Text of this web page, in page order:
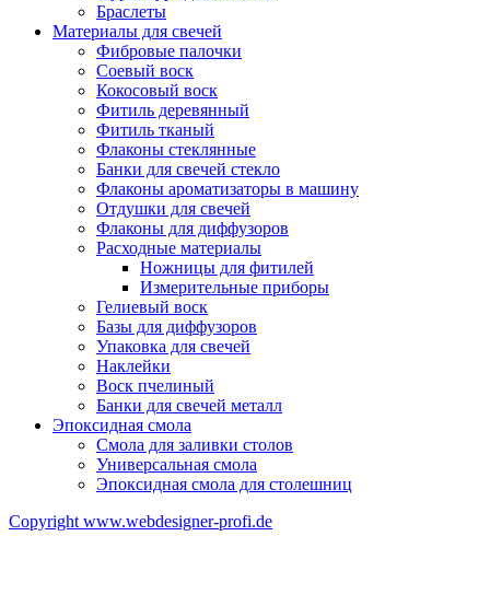
Браслеты
Материалы для свечей
Фибровые палочки
Соевый воск
Кокосовый воск
Фитиль деревянный
Фитиль тканый
Флаконы стеклянные
Банки для свечей стекло
Флаконы ароматизаторы в машину
Отдушки для свечей
Флаконы для диффузоров
Расходные материалы
Ножницы для фитилей
Измерительные приборы
Гелиевый воск
Базы для диффузоров
Упаковка для свечей
Наклейки
Воск пчелиный
Банки для свечей металл
Эпоксидная смола
Смола для заливки столов
Универсальная смола
Эпоксидная смола для столешниц
Copyright www.webdesigner-profi.de